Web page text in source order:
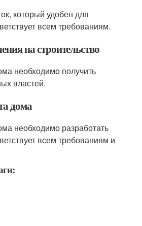
который удобен для
всем требованиям.
на строительство
необходимо получить
властей.
дома
необходимо разработать
всем требованиям и